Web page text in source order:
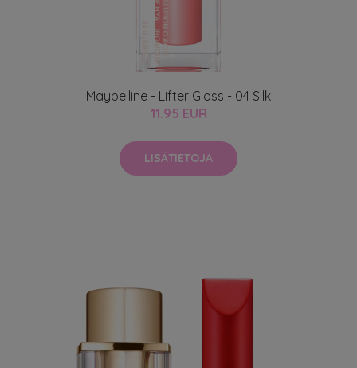
Maybelline - Lifter Gloss - 04 Silk
11.95 EUR
LISÄTIETOJA